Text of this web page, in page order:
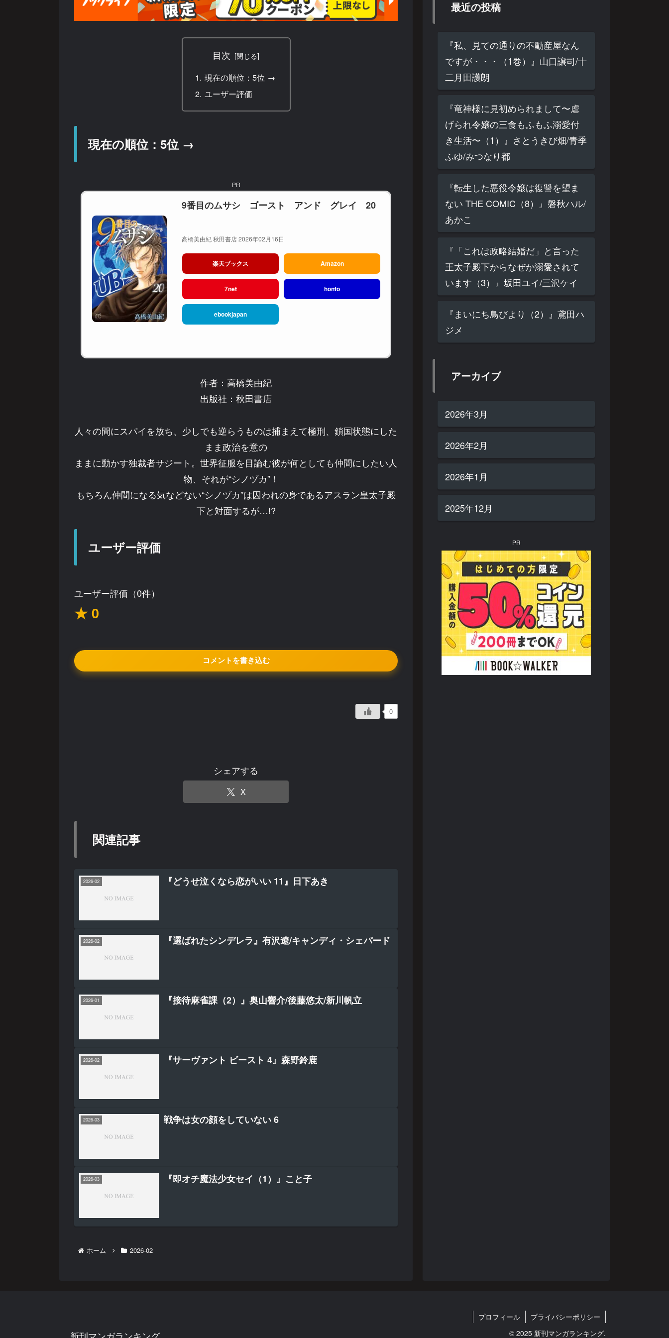
目次
現在の順位：5位 →
ユーザー評価
現在の順位：5位 →
PR
9番目のムサシ ゴースト アンド グレイ 20
高橋美由紀 秋田書店 2026年02月16日
楽天ブックス Amazon
7net honto
ebookjapan
作者：高橋美由紀
出版社：秋田書店
人々の間にスパイを放ち、少しでも逆らうものは捕まえて極刑、鎖国状態にした
まま政治を意の
ままに動かす独裁者サジート。世界征服を目論む彼が何としても仲間にしたい人
物、それが“シノヅカ”！
もちろん仲間になる気などない“シノヅカ”は囚われの身であるアスラン皇太子殿
下と対面するが…!?
ユーザー評価
ユーザー評価（0件）
★ 0
コメントを書き込む
0
シェアする
X
関連記事
2026-02 『どうせ泣くなら恋がいい 11』日下あき
2026-02 『選ばれたシンデレラ』有沢遼/キャンディ・シェパード
2026-01 『接待麻雀課（2）』奥山響介/後藤悠太/新川帆立
2026-02 『サーヴァント ビースト 4』森野鈴鹿
2026-03 戦争は女の顔をしていない 6
2026-03 『即オチ魔法少女セイ（1）』こと子
ホーム 2026-02
最近の投稿
『私、見ての通りの不動産屋なん
ですが・・・（1巻）』山口譲司/十
二月田護朗
『竜神様に見初められまして〜虐
げられ令嬢の三食もふもふ溺愛付
き生活〜（1）』さとうきび畑/青季
ふゆ/みつなり都
『転生した悪役令嬢は復讐を望ま
ない THE COMIC（8）』磐秋ハル/
あかこ
『「これは政略結婚だ」と言った
王太子殿下からなぜか溺愛されて
います（3）』坂田ユイ/三沢ケイ
『まいにち鳥びより（2）』鳶田ハ
ジメ
アーカイブ
2026年3月
2026年2月
2026年1月
2025年12月
PR
プロフィール
プライバシーポリシー
© 2025 新刊マンガランキング.